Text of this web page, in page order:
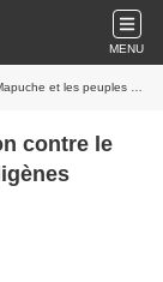
MENU
indigènes continue"
contre le